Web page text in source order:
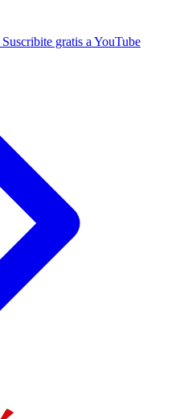
Suscribite gratis a YouTube